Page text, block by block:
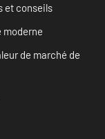
et conseils
moderne
de marché de